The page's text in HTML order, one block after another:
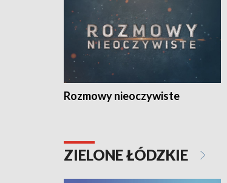
Rozmowy nieoczywiste
ZIELONE ŁÓDZKIE